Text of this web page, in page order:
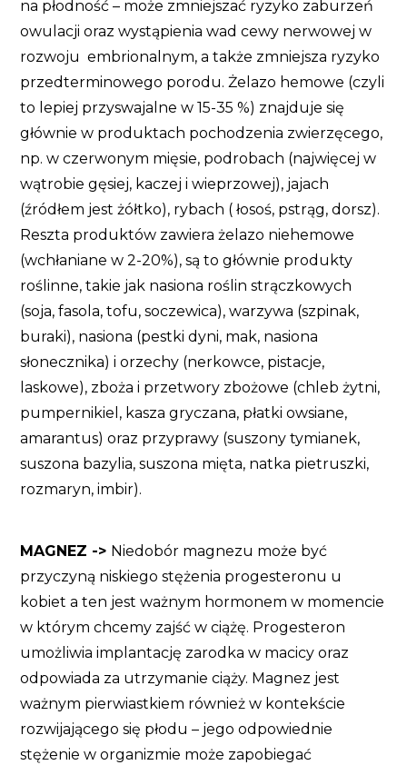
na płodność – może zmniejszać ryzyko zaburzeń
owulacji oraz wystąpienia wad cewy nerwowej w
rozwoju embrionalnym, a także zmniejsza ryzyko
przedterminowego porodu. Żelazo hemowe (czyli
to lepiej przyswajalne w 15-35 %) znajduje się
głównie w produktach pochodzenia zwierzęcego,
np. w czerwonym mięsie, podrobach (najwięcej w
wątrobie gęsiej, kaczej i wieprzowej), jajach
(źródłem jest żółtko), rybach ( łosoś, pstrąg, dorsz).
Reszta produktów zawiera żelazo niehemowe
(wchłaniane w 2-20%), są to głównie produkty
roślinne, takie jak nasiona roślin strączkowych
(soja, fasola, tofu, soczewica), warzywa (szpinak,
buraki), nasiona (pestki dyni, mak, nasiona
słonecznika) i orzechy (nerkowce, pistacje,
laskowe), zboża i przetwory zbożowe (chleb żytni,
pumpernikiel, kasza gryczana, płatki owsiane,
amarantus) oraz przyprawy (suszony tymianek,
suszona bazylia, suszona mięta, natka pietruszki,
rozmaryn, imbir).
MAGNEZ -> Niedobór magnezu może być
przyczyną niskiego stężenia progesteronu u
kobiet a ten jest ważnym hormonem w momencie
w którym chcemy zajść w ciążę. Progesteron
umożliwia implantację zarodka w macicy oraz
odpowiada za utrzymanie ciąży. Magnez jest
ważnym pierwiastkiem również w kontekście
rozwijającego się płodu – jego odpowiednie
stężenie w organizmie może zapobiegać